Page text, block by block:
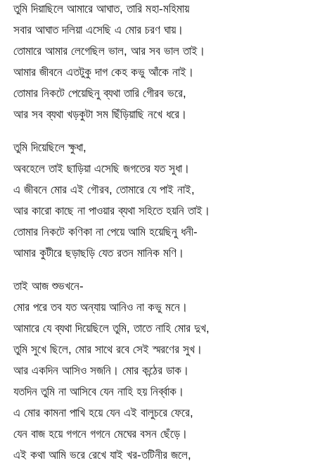
তুমি দিয়াছিলে আমারে আঘাত, তারি মহা-মহিমায়
সবার আঘাত দলিয়া এসেছি এ মোর চরণ ঘায়।
তোমারে আমার লেগেছিল ভাল, আর সব ভাল তাই।
আমার জীবনে এতটুকু দাগ কেহ কভু আঁকে নাই।
তোমার নিকটে পেয়েছিনু ব্যথা তারি গেীরব ভরে,
আর সব ব্যথা খড়কুটা সম ছিঁড়িয়াছি নখে ধরে।
তুমি দিয়েছিলে ক্ষুধা,
অবহেলে তাই ছাড়িয়া এসেছি জগতের যত সুধা।
এ জীবনে মোর এই গৌরব, তোমারে যে পাই নাই,
আর কারো কাছে না পাওয়ার ব্যথা সহিতে হয়নি তাই।
তোমার নিকটে কণিকা না পেয়ে আমি হয়েছিনু ধনী-
আমার কুটীরে ছড়াছড়ি যেত রতন মানিক মণি।
তাই আজ শুভখনে-
মোর পরে তব যত অন্যায় আনিও না কভু মনে।
আমারে যে ব্যথা দিয়েছিলে তুমি, তাতে নাহি মোর দুখ,
তুমি সুখে ছিলে, মোর সাথে রবে সেই স্মরণের সুখ।
আর একদিন আসিও সজনি। মোর কন্ঠের ডাক।
যতদিন তুমি না আসিবে যেন নাহি হয় নির্ব্বাক।
এ মোর কামনা পাখি হয়ে যেন এই বালুচরে ফেরে,
যেন বাজ হয়ে গগনে গগনে মেঘের বসন ছেঁড়ে।
এই কথা আমি ভরে রেখে যাই খর-তটিনীর জলে,